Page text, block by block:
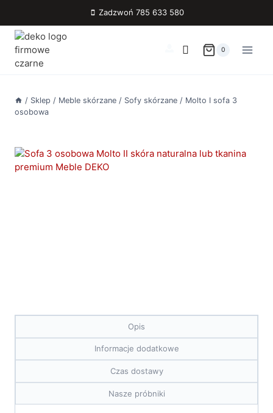
treści
Zadzwoń 785 633 580
0
/ Sklep / Meble skórzane / Sofy skórzane / Molto I sofa 3
osobowa
Opis
Informacje dodatkowe
Czas dostawy
Nasze próbniki